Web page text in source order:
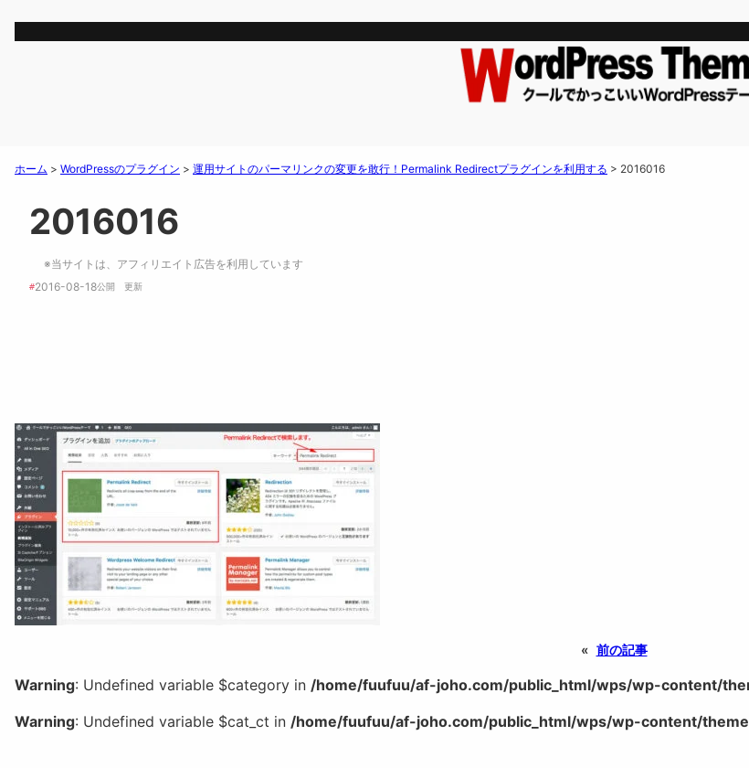
ホーム > WordPressのプラグイン > 運用サイトのパーマリンクの変更を敢行！Permalink Redirectプラグインを利用する > 2016016
2016016
※当サイトは、アフィリエイト広告を利用しています
#2016-08-18公開 更新
« 前の記事
Warning: Undefined variable $category in /home/fuufuu/af-joho.com/public_html/wps/wp-content/
Warning: Undefined variable $cat_ct in /home/fuufuu/af-joho.com/public_html/wps/wp-content/